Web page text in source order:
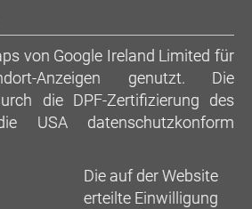
von Google Ireland Limited für
Anzeigen genutzt. Die
die DPF-Zertifizierung des
USA datenschutzkonform
Die auf der Website
erteilte Einwilligung